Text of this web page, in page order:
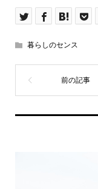
暮らしのセンス